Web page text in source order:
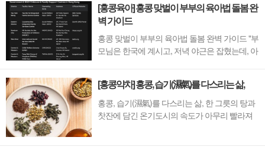
극강의 행복을 과시하기 바쁘다. 만화 속에서 튀
어나온 듯한 외모는 포토샵 보정과 의료 기술로
만든 인위적인 결과물이...
[홍콩육아] 홍콩 맞벌이 부부의 육아법 돌봄 완
벽 가이드
홍콩 맞벌이 부부의 육아법 돌봄 완벽 가이드 "부
모님은 한국에 계시고, 저녁 야근은 잡혔는데, 아
문이다. 어린 자녀를 둔 맞벌이 가정이라면 전 세
계 어디서나 피할 수 없는 현실적인 고민이자 숙
제이다. 과연 홍콩 현지에서는 맞벌이 가정이 ...
[홍콩약차] 홍콩, 습기(濕氣)를 다스리는 삶,
홍콩, 습기(濕氣)를 다스리는 삶, 한 그릇의 탕과
찻잔에 담긴 온기도시의 속도가 아무리 빨라져